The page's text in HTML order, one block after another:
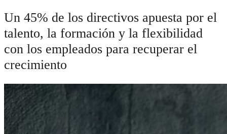
Un 45% de los directivos apuesta por el
talento, la formación y la flexibilidad
con los empleados para recuperar el
crecimiento